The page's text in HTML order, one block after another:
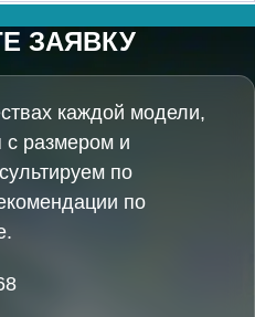
ЗАЯВКУ
каждой модели,
с размером и
по
по